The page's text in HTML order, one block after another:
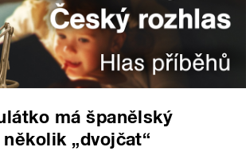
má španělský
„dvojčat“